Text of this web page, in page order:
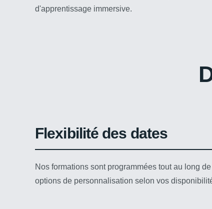
d'apprentissage immersive.
Flexibilité des dates
Nos formations sont programmées tout au long
options de personnalisation selon vos